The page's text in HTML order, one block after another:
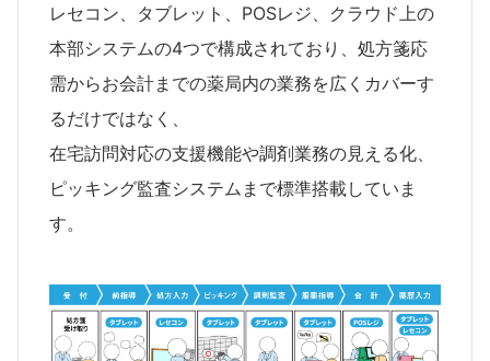
レセコン、タブレット、POSレジ、クラウド上の
本部システムの4つで構成されており、処方箋応
需からお会計までの薬局内の業務を広くカバーす
るだけではなく、
在宅訪問対応の支援機能や調剤業務の見える化、
ピッキング監査システムまで標準搭載していま
す。